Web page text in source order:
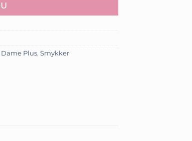
Dame Plus, Smykker